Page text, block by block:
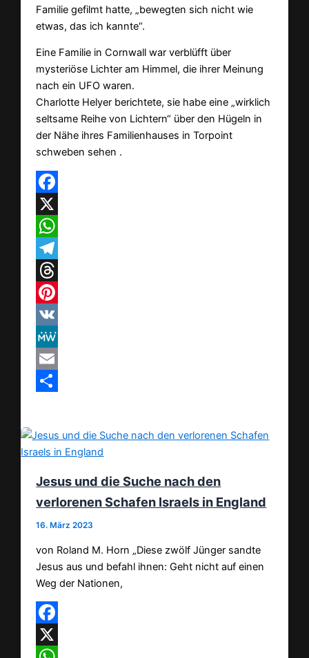
Familie gefilmt hatte, „bewegten sich nicht wie
etwas, das ich kannte“.
Eine Familie in Cornwall war verblüfft über
mysteriöse Lichter am Himmel, die ihrer Meinung
nach ein UFO waren.
Charlotte Helyer berichtete, sie habe eine „wirklich
seltsame Reihe von Lichtern“ über den Hügeln in
der Nähe ihres Familienhauses in Torpoint
schweben sehen .
Facebook
X
WhatsApp
Telegram
Threads
Pinterest
VK
MeWe
Email
Jesus und die Suche nach den
verlorenen Schafen Israels in England
16. März 2023
von Roland M. Horn „Diese zwölf Jünger sandte
Jesus aus und befahl ihnen: Geht nicht auf einen
Weg der Nationen,
Facebook